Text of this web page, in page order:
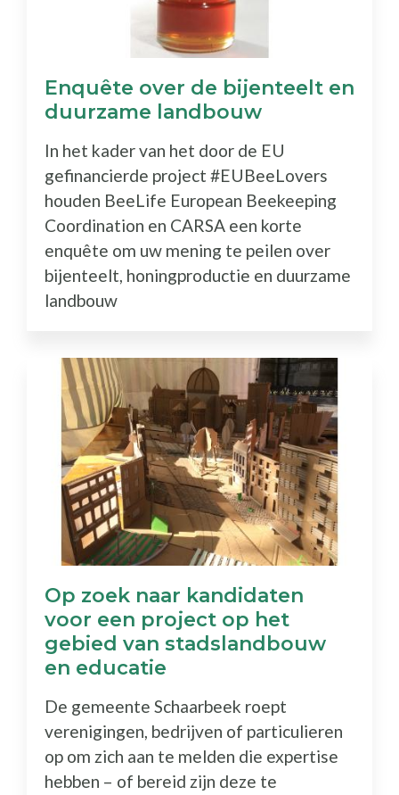
Enquête over de bijenteelt en
duurzame landbouw
In het kader van het door de EU
gefinancierde project #EUBeeLovers
houden BeeLife European Beekeeping
Coordination en CARSA een korte
enquête om uw mening te peilen over
bijenteelt, honingproductie en duurzame
landbouw
Op zoek naar kandidaten
voor een project op het
gebied van stadslandbouw
en educatie
De gemeente Schaarbeek roept
verenigingen, bedrijven of particulieren
op om zich aan te melden die expertise
hebben – of bereid zijn deze te